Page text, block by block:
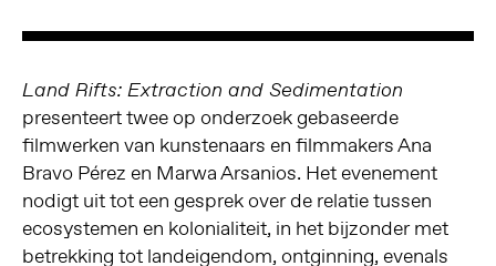
Land Rifts: Extraction and Sedimentation
presenteert twee op onderzoek gebaseerde
filmwerken van kunstenaars en filmmakers Ana
Bravo Pérez en Marwa Arsanios. Het evenement
nodigt uit tot een gesprek over de relatie tussen
ecosystemen en kolonialiteit, in het bijzonder met
betrekking tot landeigendom, ontginning, evenals